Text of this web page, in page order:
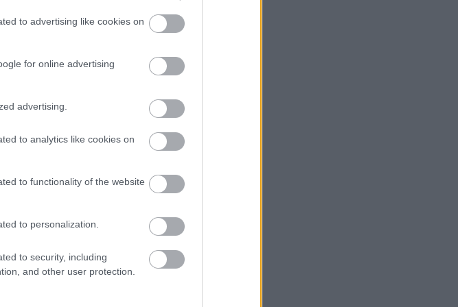
to advertising like cookies on
for online advertising
advertising.
to analytics like cookies on
to functionality of the website
to personalization.
to security, including
and other user protection.
Barceloneta vagy a közeli
A repülőjegyek és szállások
szolgáltatásokat kaphatsz:
megszervezni egy gran canaria-i
mediterrán nyaralás élményét más
a pezsgő városi életet és a
meg, miközben a legjobb
eSky.hu oldalt, ahol felfedezheted a